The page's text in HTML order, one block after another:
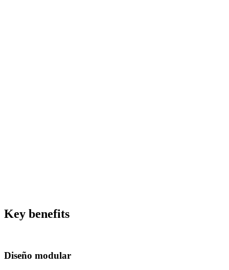
Key benefits
Diseño modular